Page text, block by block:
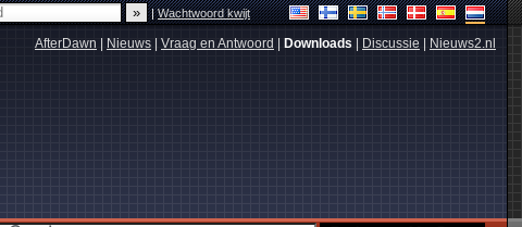
|Wachtwoord kwijt
AfterDawn Nieuws Vraag en Antwoord Downloads Discussie Nieuws2.nl